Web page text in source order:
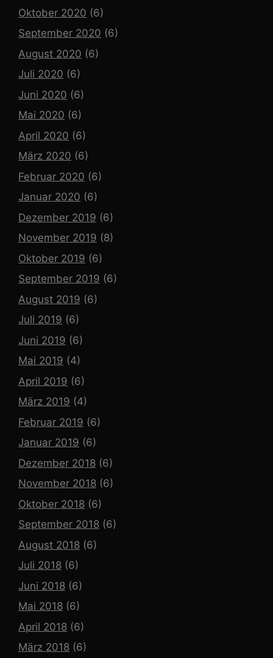
Oktober 2020 (6)
September 2020 (6)
August 2020 (6)
Juli 2020 (6)
Juni 2020 (6)
Mai 2020 (6)
April 2020 (6)
März 2020 (6)
Februar 2020 (6)
Januar 2020 (6)
Dezember 2019 (6)
November 2019 (8)
Oktober 2019 (6)
September 2019 (6)
August 2019 (6)
Juli 2019 (6)
Juni 2019 (6)
Mai 2019 (4)
April 2019 (6)
März 2019 (4)
Februar 2019 (6)
Januar 2019 (6)
Dezember 2018 (6)
November 2018 (6)
Oktober 2018 (6)
September 2018 (6)
August 2018 (6)
Juli 2018 (6)
Juni 2018 (6)
Mai 2018 (6)
April 2018 (6)
März 2018 (6)